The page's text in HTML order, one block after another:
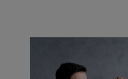
Месяц